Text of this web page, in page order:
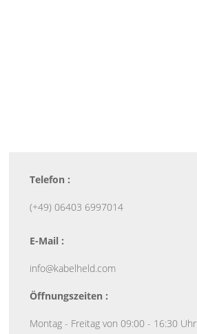
Telefon :
(+49) 06403 6997014
E-Mail :
info@kabelheld.com
Öffnungszeiten :
Montag - Freitag von 09:00 - 16:30 Uhr